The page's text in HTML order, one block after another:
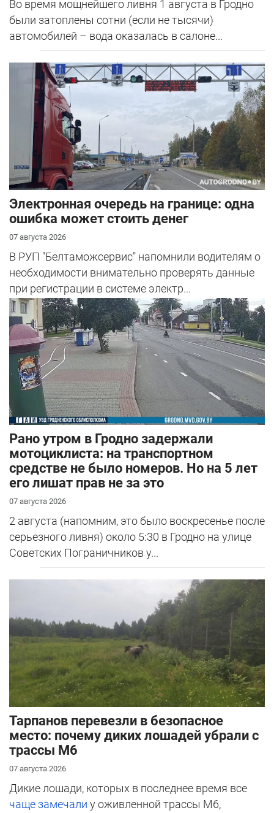
Во время мощнейшего ливня 1 августа в Гродно
были затоплены сотни (если не тысячи)
автомобилей – вода оказалась в салоне...
Электронная очередь на границе: одна
ошибка может стоить денег
07 августа 2026
В РУП "Белтаможсервис" напомнили водителям о
необходимости внимательно проверять данные
при регистрации в системе электр...
Рано утром в Гродно задержали
мотоциклиста: на транспортном
средстве не было номеров. Но на 5 лет
его лишат прав не за это
07 августа 2026
2 августа (напомним, это было воскресенье после
серьезного ливня) около 5:30 в Гродно на улице
Советских Пограничников у...
Тарпанов перевезли в безопасное
место: почему диких лошадей убрали с
трассы М6
07 августа 2026
Дикие лошади, которых в последнее время все
чаще замечали у оживленной трассы М6,